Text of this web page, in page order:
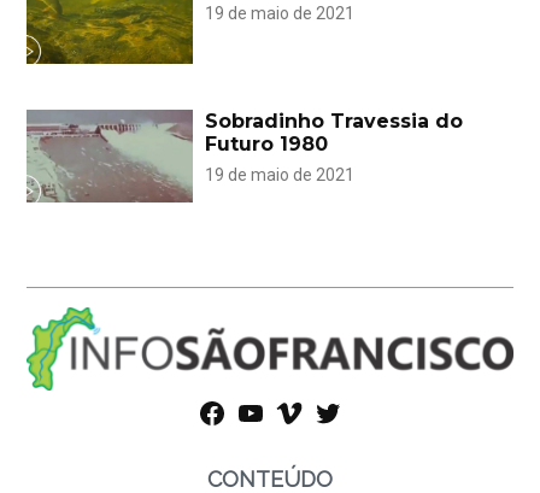
19 de maio de 2021
Sobradinho Travessia do
Futuro 1980
19 de maio de 2021
facebook
youtube
vimeotwitter
CONTEÚDO